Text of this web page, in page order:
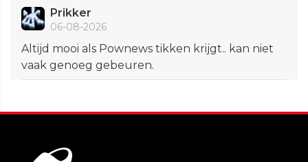
Prikker
06-08-2026
Altijd mooi als Pownews tikken krijgt.. kan niet
vaak genoeg gebeuren.